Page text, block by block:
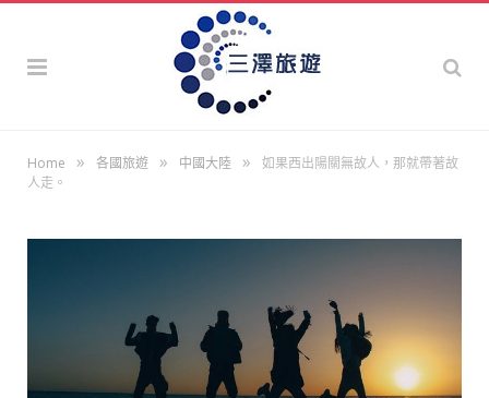
Home » 各國旅遊 » 中國大陸 »
如果西出陽關無故人，那就帶著故
人走。